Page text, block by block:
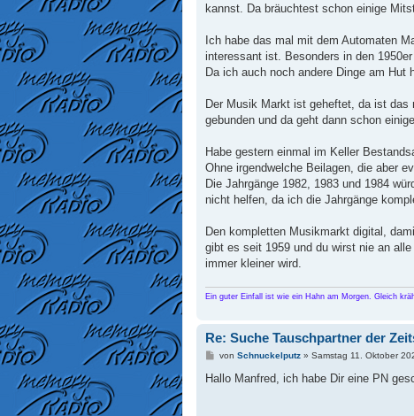
r
kannst. Da bräuchtest schon einige
Ich habe das mal mit dem Automaten
interessant ist. Besonders in den
Da ich auch noch andere Dinge am Hut
Der Musik Markt ist geheftet, da ist
gebunden und da geht dann schon
Habe gestern einmal im Keller
Ohne irgendwelche Beilagen, die aber
Die Jahrgänge 1982, 1983 und 1984
nicht helfen, da ich die Jahrgänge
Den kompletten Musikmarkt digital,
gibt es seit 1959 und du wirst nie an
immer kleiner wird.
Ein guter Einfall ist wie ein Hahn am Morgen. Gleich
Re: Suche Tauschpartner der
B
i
von Schnuckelputz» Samstag 11. Oktober
Hallo Manfred, ich habe Dir eine PN